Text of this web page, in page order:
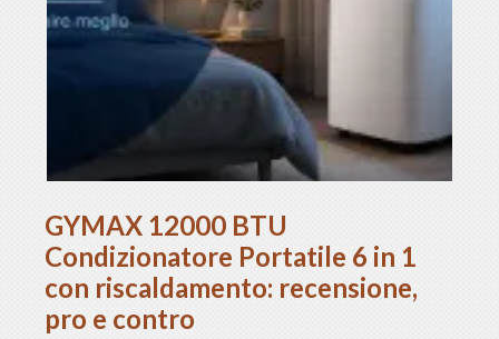
GYMAX 12000 BTU
Condizionatore Portatile 6 in 1
con riscaldamento: recensione,
pro e contro